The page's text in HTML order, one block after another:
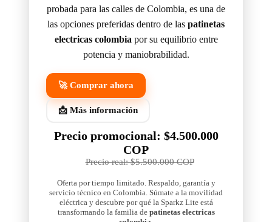
probada para las calles de Colombia, es una de
las opciones preferidas dentro de las patinetas
electricas colombia por su equilibrio entre
potencia y maniobrabilidad.
🚀 Comprar ahora
📩 Más información
Precio promocional: $4.500.000
COP
Precio real: $5.500.000 COP
Oferta por tiempo limitado. Respaldo, garantía y
servicio técnico en Colombia. Súmate a la movilidad
eléctrica y descubre por qué la Sparkz Lite está
transformando la familia de patinetas electricas